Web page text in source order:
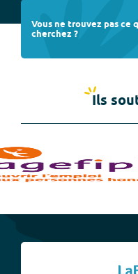
Vous ne trouvez pas ce
cherchez ?
Ils